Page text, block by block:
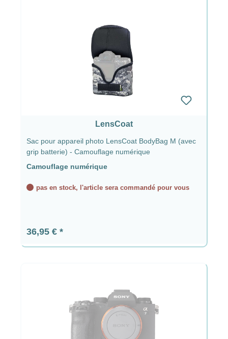
LensCoat
Sac pour appareil photo LensCoat BodyBag M (avec
grip batterie) - Camouflage numérique
Camouflage numérique
pas en stock, l'article sera commandé pour vous
Prix régulier :
36,95 €